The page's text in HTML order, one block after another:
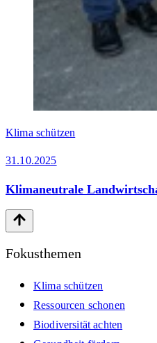
Klima schützen
31.10.2025
Klimaneutrale
Fokusthemen
Klima schützen
Ressourcen schonen
Biodiversität achten